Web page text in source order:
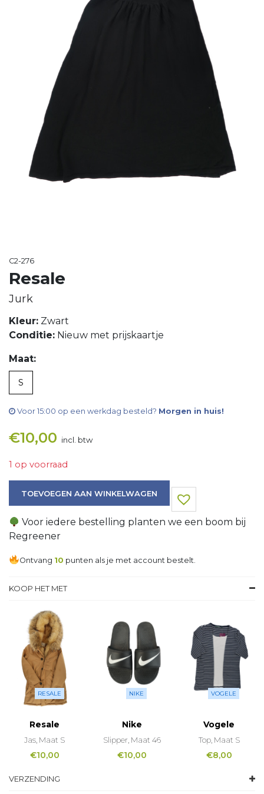
C2-276
Resale
Jurk
Kleur: Zwart
Conditie: Nieuw met prijskaartje
Maat:
S
Voor 15:00 op een werkdag besteld? Morgen in huis!
€10,00 incl. btw
1 op voorraad
TOEVOEGEN AAN WINKELWAGEN
Voor iedere bestelling planten we een boom bij
Regreener
Ontvang 10 punten als je met account bestelt.
KOOP HET MET
RESALE
Resale
Jas, Maat S
€10,00
NIKE
Nike
Slipper, Maat 46
€10,00
VOGELE
Vogele
Top, Maat S
€8,00
VERZENDING